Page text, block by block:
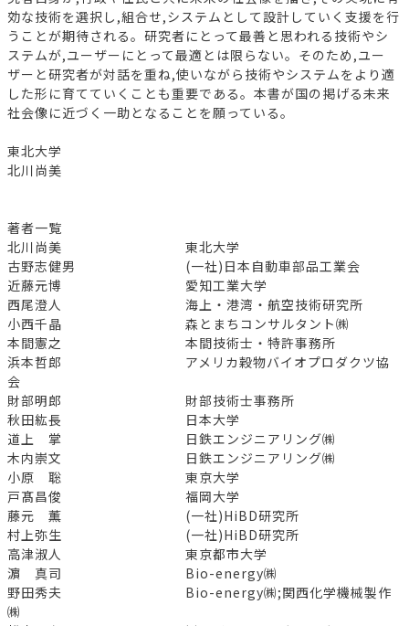
効な技術を選択し,組合せ,システムとして設計していく支援を行
うことが期待される。研究者にとって最善と思われる技術やシ
ステムが,ユーザーにとって最適とは限らない。そのため,ユー
ザーと研究者が対話を重ね,使いながら技術やシステムをより適
した形に育てていくことも重要である。本書が国の掲げる未来
社会像に近づく一助となることを願っている。
東北大学
北川尚美
著者一覧
北川尚美 東北大学
古野志健男 (一社)日本自動車部品工業会
近藤元博 愛知工業大学
西尾澄人 海上・港湾・航空技術研究所
小西千晶 森とまちコンサルタント㈱
本間憲之 本間技術士・特許事務所
浜本哲郎 アメリカ穀物バイオプロダクツ協
会
財部明郎 財部技術士事務所
秋田紘長 日本大学
道上 掌 日鉄エンジニアリング㈱
木内崇文 日鉄エンジニアリング㈱
小原 聡 東京大学
戸髙昌俊 福岡大学
藤元 薫 (一社)HiBD研究所
村上弥生 (一社)HiBD研究所
高津淑人 東京都市大学
濵 真司 Bio-energy㈱
野田秀夫 Bio-energy㈱;関西化学機械製作
㈱